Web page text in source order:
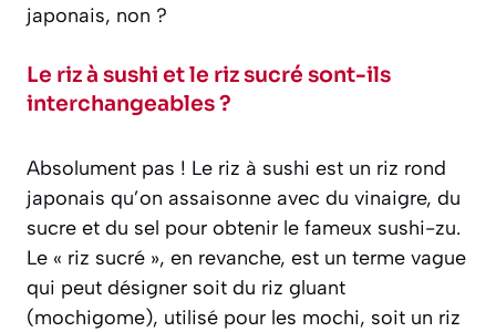
japonais, non ?
Le riz à sushi et le riz sucré sont-ils
interchangeables ?
Absolument pas ! Le riz à sushi est un riz rond
japonais qu’on assaisonne avec du vinaigre, du
sucre et du sel pour obtenir le fameux sushi-zu.
Le « riz sucré », en revanche, est un terme vague
qui peut désigner soit du riz gluant
(mochigome), utilisé pour les mochi, soit un riz